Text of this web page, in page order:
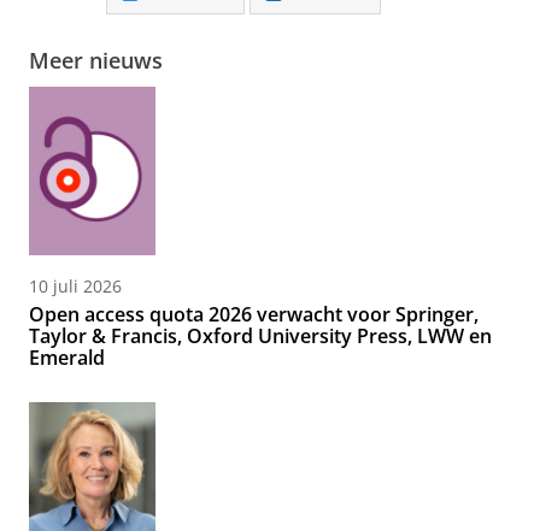
Meer nieuws
10 juli 2026
Open access quota 2026 verwacht voor Springer,
Taylor & Francis, Oxford University Press, LWW en
Emerald